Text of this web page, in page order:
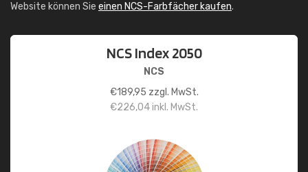
Website können Sie einen NCS-Farbfächer kaufen.
NCS Index 2050
NCS
€189,95 zzgl. MwSt.
€226,04inkl. MwSt.